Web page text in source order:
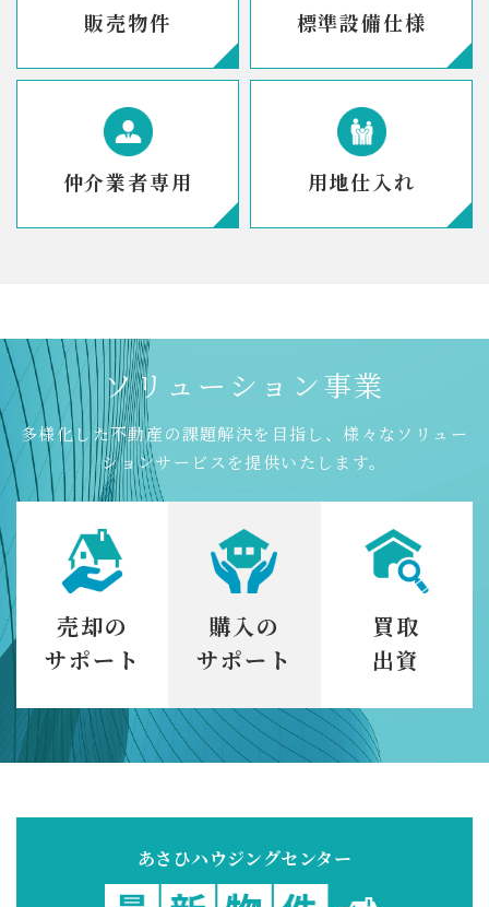
販売物件 標準設備仕様
仲介業者専用 用地仕入れ
ソリ ュ ー シ ョ ン事業
多様化した不動産の課題解決を目指し、様々なソリュー
ションサービスを提供いたします。
売却の
サポート
購入の
サポート
買取
出資
あさひハウジングセンター